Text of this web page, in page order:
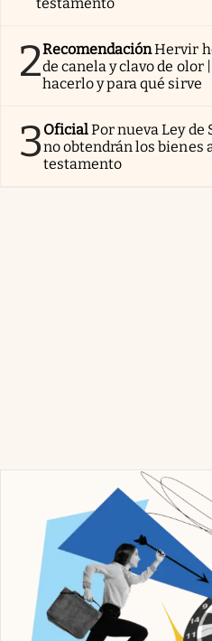
2RecomendaciónHervir
de canela y clavo de olor
hacerlo y para qué sirve
3OficialPor nueva Ley de
no obtendrán los bienes
testamento